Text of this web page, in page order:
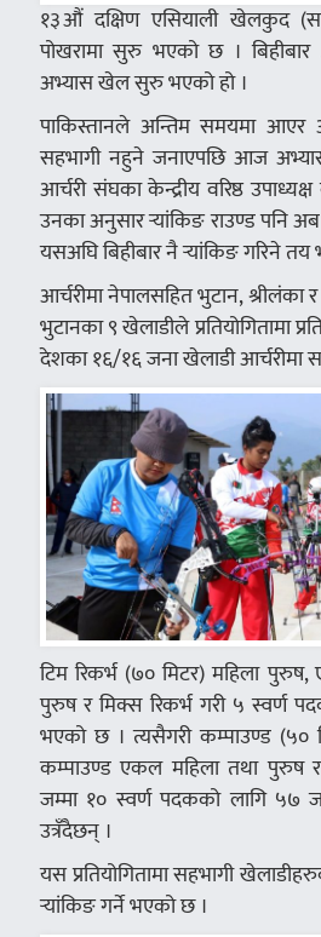
१३औं दक्षिण एसियाली खेलकुद
पोखरामा सुरु भएको छ । बिहीबार
अभ्यास खेल सुरु भएको हो ।
पाकिस्तानले अन्तिम समयमा
सहभागी नहुने जनाएपछि आज
आर्चरी संघका केन्द्रीय वरिष्ठ
उनका अनुसार र्‍यांकिङ राउण्ड पनि
यसअघि बिहीबार नै र्‍यांकिङ गरिने तय
आर्चरीमा नेपालसहित भुटान,
भुटानका ९ खेलाडीले प्रतियोगितामा
देशका १६/१६ जना खेलाडी आर्चरीमा
टिम रिकर्भ (७० मिटर) महिला
पुरुष र मिक्स रिकर्भ गरी ५ स्वर्ण
भएको छ । त्यसैगरी कम्पाउण्ड (५०
कम्पाउण्ड एकल महिला तथा पुरुष
जम्मा १० स्वर्ण पदकको लागि ५७
उत्रँदैछन् ।
यस प्रतियोगितामा सहभागी
र्‍यांकिङ गर्ने भएको छ ।